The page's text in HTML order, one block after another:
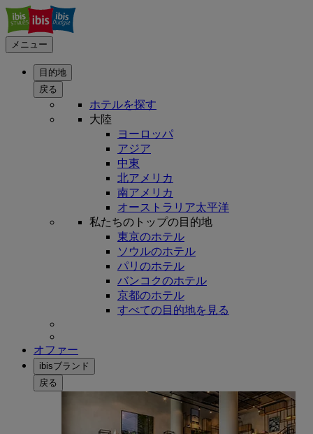
メニュー
目的地
戻る
ホテルを探す
大陸
ヨーロッパ
アジア
中東
北アメリカ
南アメリカ
オーストラリア太平洋
私たちのトップの目的地
東京のホテル
ソウルのホテル
パリのホテル
バンコクのホテル
京都のホテル
すべての目的地を見る
オファー
ibisブランド
戻る